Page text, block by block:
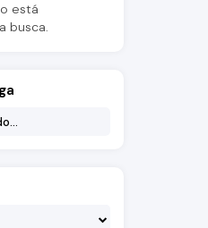
está
busca.